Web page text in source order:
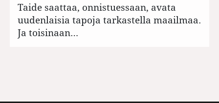
Taide saattaa, onnistuessaan, avata
uudenlaisia tapoja tarkastella maailmaa.
Ja toisinaan…